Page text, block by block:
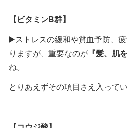
【ビタミンB群】
▶️ストレスの緩和や貧血予防、
りますが、重要なのが 『髪、肌
ね。
とりあえずその項目さえ入って